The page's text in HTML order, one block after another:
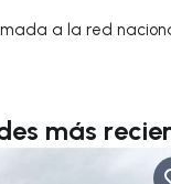
a la red
más